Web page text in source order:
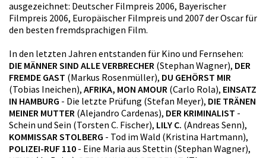
ausgezeichnet: Deutscher Filmpreis 2006, Bayerischer
Filmpreis 2006, Europäischer Filmpreis und 2007 der Oscar für
den besten fremdsprachigen Film.
In den letzten Jahren entstanden für Kino und Fernsehen:
DIE MÄNNER SIND ALLE VERBRECHER (Stephan Wagner), DER
FREMDE GAST (Markus Rosenmüller), DU GEHÖRST MIR
(Tobias Ineichen), AFRIKA, MON AMOUR (Carlo Rola), EINSATZ
IN HAMBURG - Die letzte Prüfung (Stefan Meyer), DIE TRÄNEN
MEINER MUTTER (Alejandro Cardenas), DER KRIMINALIST -
Schein und Sein (Torsten C. Fischer), LILY C. (Andreas Senn),
KOMMISSAR STOLBERG - Tod im Wald (Kristina Hartmann),
POLIZEI-RUF 110 - Eine Maria aus Stettin (Stephan Wagner),